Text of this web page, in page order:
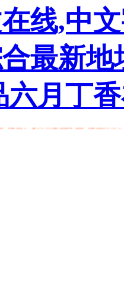
线,中
最新
六月丁